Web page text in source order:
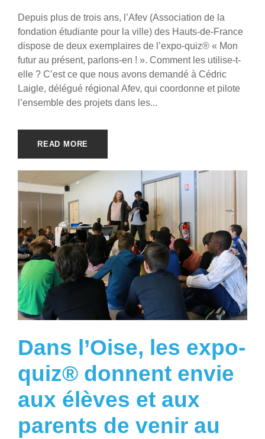
Depuis plus de trois ans, l’Afev (Association de la
fondation étudiante pour la ville) des Hauts-de-France
dispose de deux exemplaires de l’expo-quiz® « Mon
futur au présent, parlons-en ! ». Comment les utilise-t-
elle ? C’est ce que nous avons demandé à Cédric
Laigle, délégué régional Afev, qui coordonne et pilote
l’ensemble des projets dans les...
READ MORE
Dans l’Oise, les expo-
quiz® donnent envie
aux élèves et aux
parents de venir au